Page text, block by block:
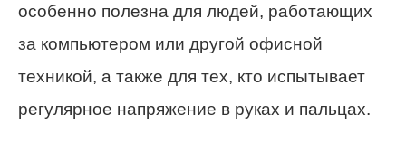
особенно полезна для людей, работающих
за компьютером или другой офисной
техникой, а также для тех, кто испытывает
регулярное напряжение в руках и пальцах.